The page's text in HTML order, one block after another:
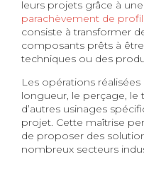
leurs projets grâce à
parachèvement de
consiste à transformer
composants prêts à
techniques ou des
Les opérations
longueur, le perçage, le
d’autres usinages
projet. Cette maîtrise
de proposer des
nombreux secteurs